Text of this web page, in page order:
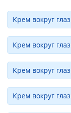
Крем вокруг
Крем вокруг глаз
Крем вокруг
Крем вокруг